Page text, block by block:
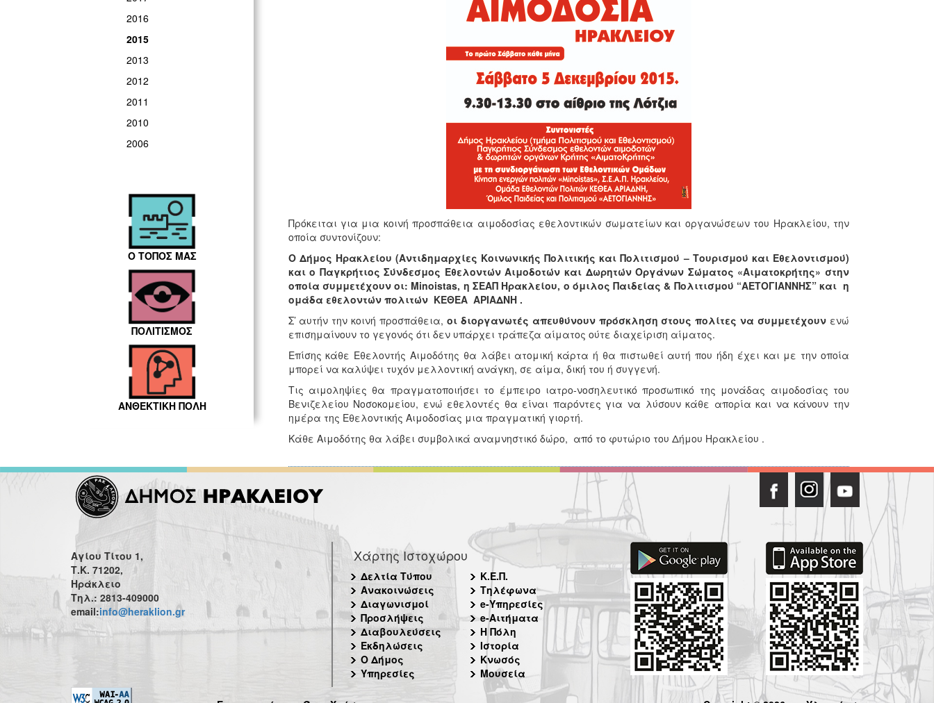
2016
2015
2013
2012
2011
2010
2006
Ο ΤΟΠΟΣ ΜΑΣ
ΠΟΛΙΤΙΣΜΟΣ
ΑΝΘΕΚΤΙΚΗ ΠΟΛΗ
Πρόκειται για μια κοινή προσπάθεια αιμοδοσίας εθελοντικών σωματείων και οργανώσεων του Ηρακλείου, την
οποία συντονίζουν:
O Δήμος Ηρακλείου (Αντιδημαρχίες Κοινωνικής Πολιτικής και Πολιτισμού – Τουρισμού και Εθελοντισμού)
και ο Παγκρήτιος Σύνδεσμος Εθελοντών Αιμοδοτών και Δωρητών Οργάνων Σώματος «Αιματοκρήτης» στην
οποία συμμετέχουν οι: Minoistas, η ΣΕΑΠ Ηρακλείου, ο όμιλος Παιδείας & Πολιτισμού “ΑΕΤΟΓΙΑΝΝΗΣ” και η
ομάδα εθελοντών πολιτών ΚΕΘΕΑ ΑΡΙΑΔΝΗ .
Σ’ αυτήν την κοινή προσπάθεια, οι διοργανωτές απευθύνουν πρόσκληση στους πολίτες να συμμετέχουν ενώ
επισημαίνουν το γεγονός ότι δεν υπάρχει τράπεζα αίματος ούτε διαχείριση αίματος.
Επίσης κάθε Εθελοντής Αιμοδότης θα λάβει ατομική κάρτα ή θα πιστωθεί αυτή που ήδη έχει και με την οποία
μπορεί να καλύψει τυχόν μελλοντική ανάγκη, σε αίμα, δική του ή συγγενή.
Τις αιμοληψίες θα πραγματοποιήσει το έμπειρο ιατρο-νοσηλευτικό προσωπικό της μονάδας αιμοδοσίας του
Βενιζελείου Νοσοκομείου, ενώ εθελοντές θα είναι παρόντες για να λύσουν κάθε απορία και να κάνουν την
ημέρα της Εθελοντικής Αιμοδοσίας μια πραγματική γιορτή.
Κάθε Αιμοδότης θα λάβει συμβολικά αναμνηστικό δώρο, από το φυτώριο του Δήμου Ηρακλείου .
Αγίου Τίτου 1,
Τ.Κ. 71202,
Ηράκλειο
Τηλ.: 2813-409000
email:info@heraklion.gr
Χάρτης Ιστοχώρου
Δελτία Τύπου
Ανακοινώσεις
Διαγωνισμοί
Προσλήψεις
Διαβουλεύσεις
Εκδηλώσεις
Ο Δήμος
Υπηρεσίες
Κ.Ε.Π.
Τηλέφωνα
e-Υπηρεσίες
e-Αιτήματα
Η Πόλη
Ιστορία
Κνωσός
Μουσεία